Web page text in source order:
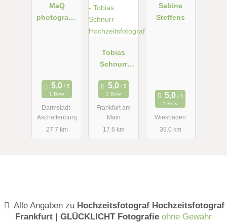
MaQ
photograph
1 Bew.
Darmstadt-
Aschaffenburg
27.7 km
Tobias
Schnurr
ograf
1 Bew.
Frankfurt am
Main
17.6 km
Sabine
Steffens
1 Bew.
Wiesbaden
39.0 km
Alle Angaben zu Hochzeitsfotograf Hochzeitsfotograf
Frankfurt | GLÜCKLICHT Fotografie ohne Gewähr